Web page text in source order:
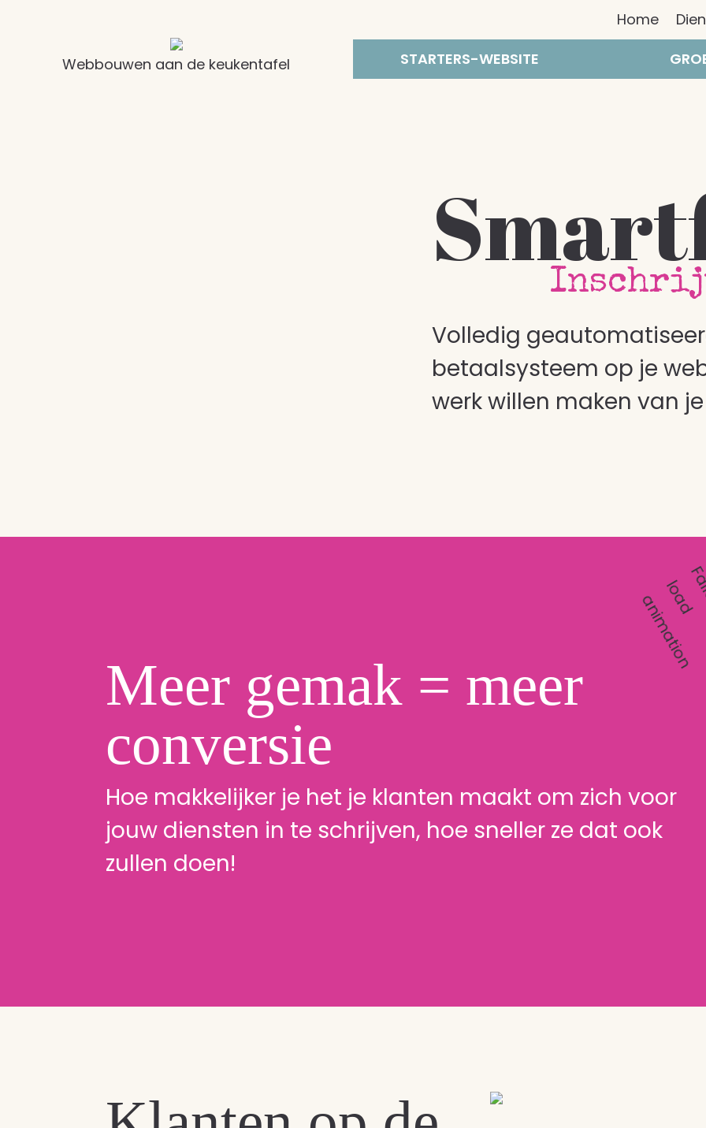
Webbouwen aan de keukentafel
Home
STARTERS-WEBSITE
Volledig
betaalsysteem op je
werk willen maken van
l
a
n
Meer gemak = meer
conversie
Hoe makkelijker je het je klanten maakt om zich voor
jouw diensten in te schrijven, hoe sneller ze dat ook
zullen doen!